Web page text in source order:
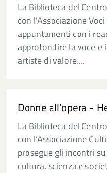
La Biblioteca del
con l'Associazione
appuntamenti con i
approfondire la voce e
artiste di valore....
Donne all'opera -
La Biblioteca del
con l'Associazione
prosegue gli incontri
cultura, scienza e